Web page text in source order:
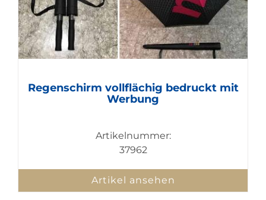
Regenschirm vollflächig bedruckt mit
Werbung
Artikelnummer:
37962
Artikel ansehen